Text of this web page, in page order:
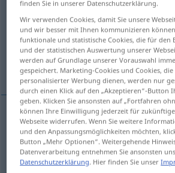
stolz
Übersicht aller Übersetzungen
(Für mehr Details die Übersetzung
stolt, kry
stolt,kry stolz
finden Sie in unserer Datenschutzerklärung.
Wir verwenden Cookies, damit Sie unsere
und wir besser mit Ihnen kommunizieren
funktionale und statistische Cookies, die für den
und der statistischen Auswertung unserer
werden auf Grundlage unserer Vorauswahl
gespeichert. Marketing-Cookies und Cookies,
personalisierter Werbung dienen, werden nur
durch einen Klick auf den „Akzeptieren“-Button
geben. Klicken Sie ansonsten auf „Fortfahren
können Ihre Einwilligung jederzeit für
Webseite widerrufen. Wenn Sie weitere
und den Anpassungsmöglichkeiten möchten,
Button „Mehr Optionen“. Weitergehende
Datenverarbeitung entnehmen Sie ansonsten
Datenschutzerklärung. Hier finden Sie unser